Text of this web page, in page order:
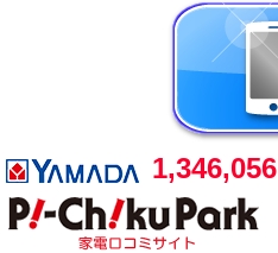
1,346,056